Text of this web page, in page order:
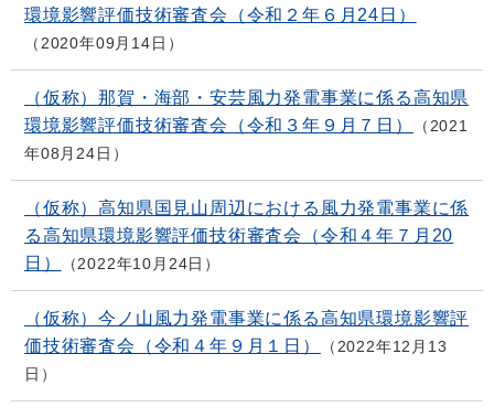
環境影響評価技術審査会（令和２年６月24日）
2020年09月14日
（仮称）那賀・海部・安芸風力発電事業に係る高知県
環境影響評価技術審査会（令和３年９月７日）
2021
年08月24日
（仮称）高知県国見山周辺における風力発電事業に係
る高知県環境影響評価技術審査会（令和４年７月20
日）
2022年10月24日
（仮称）今ノ山風力発電事業に係る高知県環境影響評
価技術審査会（令和４年９月１日）
2022年12月13
日